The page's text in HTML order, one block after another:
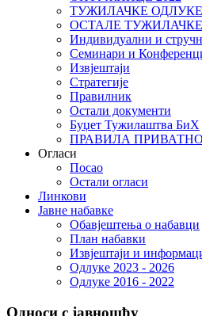
ТУЖИЛАЧКЕ
ОСТАЛЕ
Индивидуални и
Семинари и
Извјештаји
Стратегије
Правилник
Остали документи
Буџет Тужилаштва БиХ
ПРАВИЛА
Огласи
Посао
Остали огласи
Линкови
Јавне набавке
Обавјештења о набавци
План набавки
Извјештаји и
Одлуке 2023 - 2026
Одлуке 2016 - 2022
Односи с јавношћу